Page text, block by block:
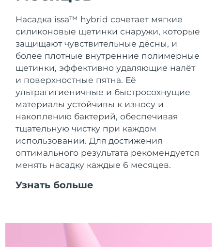
Насадка issa™ hybrid сочетает мягкие
силиконовые щетинки снаружи, которые
защищают чувствительные дёсны, и
более плотные внутренние полимерные
щетинки, эффективно удаляющие налёт
и поверхностные пятна. Её
ультрагигиеничные и быстросохнущие
материалы устойчивы к износу и
накоплению бактерий, обеспечивая
тщательную чистку при каждом
использовании. Для достижения
оптимального результата рекомендуется
менять насадку каждые 6 месяцев.
Узнать больше